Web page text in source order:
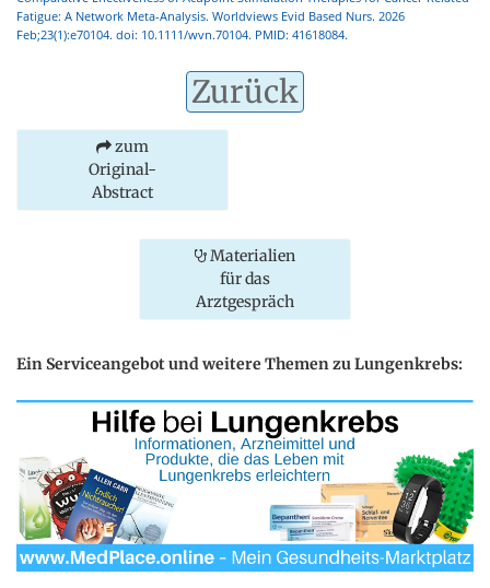
Fatigue: A Network Meta-Analysis. Worldviews Evid Based Nurs. 2026
Feb;23(1):e70104. doi: 10.1111/wvn.70104. PMID: 41618084.
Zurück
zum
Original-
Abstract
Materialien
für das
Arztgespräch
Ein Serviceangebot und weitere Themen zu Lungenkrebs: